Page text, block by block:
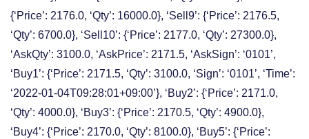
{‘Price’: 2176.0, ‘Qty’: 16000.0}, ‘Sell9’: {‘Price’: 2176.5,
‘Qty’: 6700.0}, ‘Sell10’: {‘Price’: 2177.0, ‘Qty’: 27300.0},
‘AskQty’: 3100.0, ‘AskPrice’: 2171.5, ‘AskSign’: ‘0101’,
‘Buy1’: {‘Price’: 2171.5, ‘Qty’: 3100.0, ‘Sign’: ‘0101’, ‘Time’:
‘2022-01-04T09:28:01+09:00’}, ‘Buy2’: {‘Price’: 2171.0,
‘Qty’: 4000.0}, ‘Buy3’: {‘Price’: 2170.5, ‘Qty’: 4900.0},
‘Buy4’: {‘Price’: 2170.0, ‘Qty’: 8100.0}, ‘Buy5’: {‘Price’: